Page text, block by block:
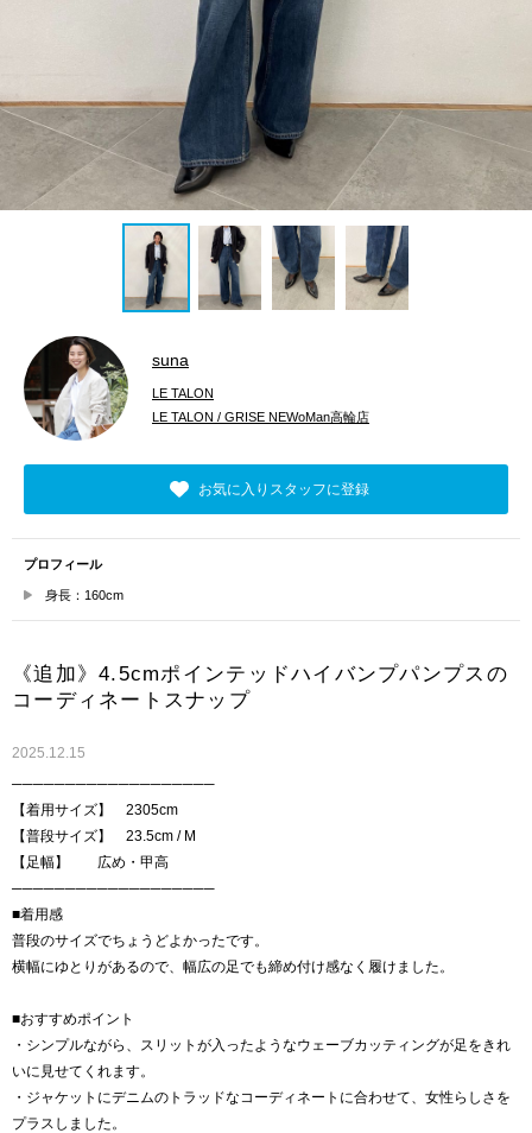
suna
LE TALON
LE TALON / GRISE NEWoMan高輪店
お気に入りスタッフに登録
プロフィール
身長：160cm
《追加》4.5cmポインテッドハイバンプパンプスの
コーディネートスナップ
2025.12.15
───────────────────
【着用サイズ】 2305cm
【普段サイズ】 23.5cm / M
【足幅】 広め・甲高
───────────────────
■着用感
普段のサイズでちょうどよかったです。
横幅にゆとりがあるので、幅広の足でも締め付け感なく履けました。
■おすすめポイント
・シンプルながら、スリットが入ったようなウェーブカッティングが足をきれ
いに見せてくれます。
・ジャケットにデニムのトラッドなコーディネートに合わせて、女性らしさを
プラスしました。